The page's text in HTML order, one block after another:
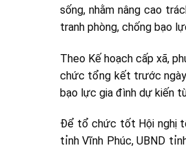
sống, nhằm nâng cao
tranh phòng, chống bạo
Theo Kế hoạch cấp xã,
chức tổng kết trước ngày
bạo lực gia đình dự kiến
Để tổ chức tốt Hội nghị
tỉnh Vĩnh Phúc, UBND